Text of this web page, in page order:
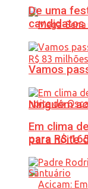
Ninguém
para R$
De uma
candidatos
Vamos
Em clima
para noite